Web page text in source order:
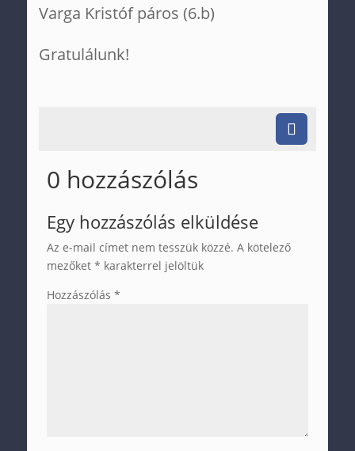
Varga Kristóf páros (6.b)
Gratulálunk!
0 hozzászólás
Egy hozzászólás elküldése
Az e-mail címet nem tesszük közzé. A kötelező
mezőket * karakterrel jelöltük
Hozzászólás *